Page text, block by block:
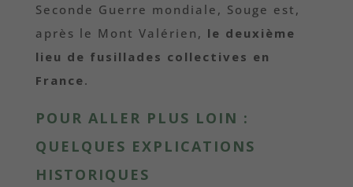
Seconde Guerre mondiale, Souge est,
après le Mont Valérien, le deuxième
lieu de fusillades collectives en
France.
POUR ALLER PLUS LOIN :
QUELQUES EXPLICATIONS
HISTORIQUES